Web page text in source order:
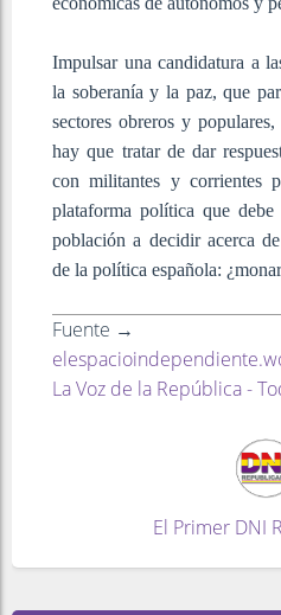
Impulsar una candidatura a
la soberanía y la paz, que
sectores obreros y
hay que tratar de dar
con militantes y corrientes
plataforma política que
población a decidir acerca
de la política española:
Fuente →
La Voz de la República -
El Primer DNI